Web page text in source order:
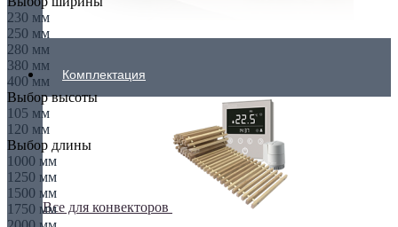
Комплектация
Все для конвекторов
230 мм
250 мм
280 мм
380 мм
400 мм
Выбор высоты
105 мм
120 мм
Выбор длины
1000 мм
1250 мм
1500 мм
1750 мм